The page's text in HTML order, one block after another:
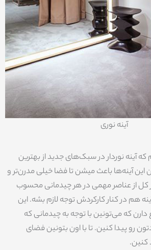
آینه نوری
آینه نوردار در سبک‌های جدید از بهترین
آینه‌ها باعث میشن تا فضا خیلی مدرن‌تر و
کل از عناصر مهمی در هر چیدمانی محسوب
هم در کنار کارکردش توجه لازم بشه. این
که می‌تونین با توجه به چیدمانی که
رو پیدا کنین. تا با اون بتونین فضای
کنین.